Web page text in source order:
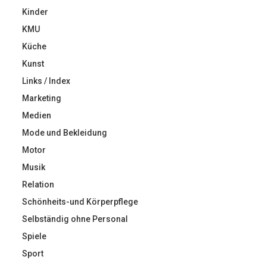
Kinder
KMU
Küche
Kunst
Links / Index
Marketing
Medien
Mode und Bekleidung
Motor
Musik
Relation
Schönheits-und Körperpflege
Selbständig ohne Personal
Spiele
Sport